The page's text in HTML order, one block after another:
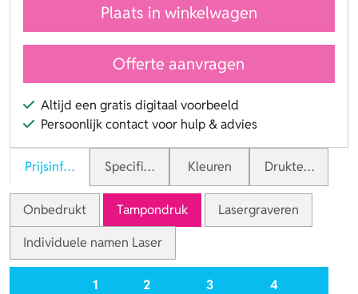
Plaats in winkelwagen
Offerte aanvragen
Altijd een gratis digitaal voorbeeld
Persoonlijk contact voor hulp & advies
PrijsinformatieSpecificaties Kleuren Druktechnieken
Onbedrukt Tampondruk
Lasergraveren
Individuele namen Laser
1 2 3 4